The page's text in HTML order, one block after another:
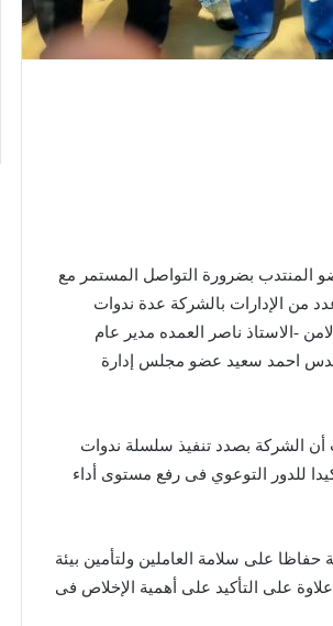
المنتدب بضرورة التواصل المستمر مع
من الإدارات بالشركة عدة ندوات
-الاستاذ ناصر العمده مدير عام
احمد سعيد عضو مجلس إدارة
الشركة بصدد تنفيذ سلسلة ندوات
للدور التوعوي فى رفع مستوى أداء
على سلامة العاملين ولتأمين بيئة
على التأكيد على أهمية الإخلاص فى